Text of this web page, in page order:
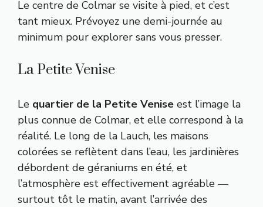
Le centre de Colmar se visite à pied, et c’est
tant mieux. Prévoyez une demi-journée au
minimum pour explorer sans vous presser.
La Petite Venise
Le quartier de la Petite Venise est l’image la
plus connue de Colmar, et elle correspond à la
réalité. Le long de la Lauch, les maisons
colorées se reflètent dans l’eau, les jardinières
débordent de géraniums en été, et
l’atmosphère est effectivement agréable —
surtout tôt le matin, avant l’arrivée des